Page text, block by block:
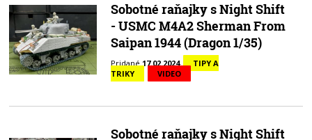
Sobotné raňajky s Night Shift
- USMC M4A2 Sherman From
Saipan 1944 (Dragon 1/35)
Pridané17.02.2024
TIPY A
TRIKY
VIDEO
Sobotné raňajky s Night Shift